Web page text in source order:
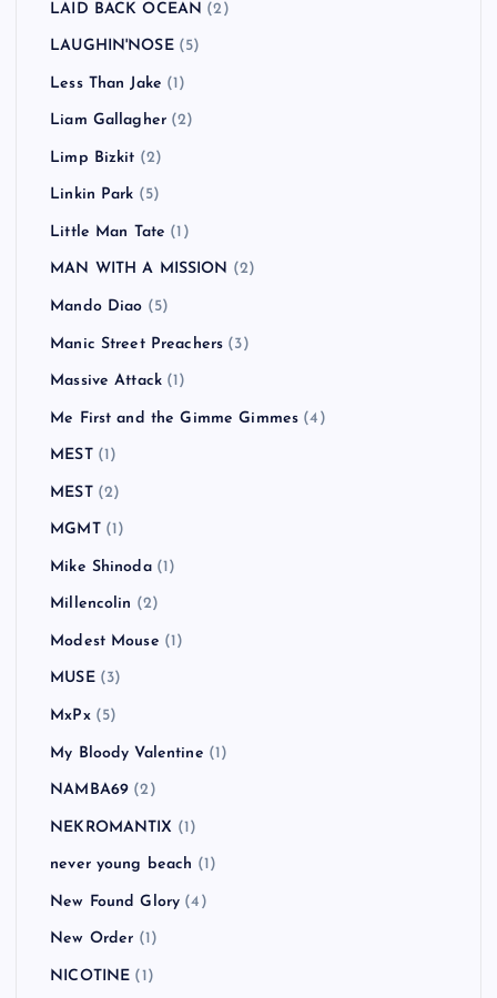
LAID BACK OCEAN (2)
LAUGHIN'NOSE(5)
Less Than Jake (1)
Liam Gallagher (2)
Limp Bizkit (2)
Linkin Park (5)
Little Man Tate (1)
MAN WITH A MISSION (2)
Mando Diao (5)
Manic Street Preachers (3)
Massive Attack (1)
Me First and the Gimme Gimmes (4)
MEST(1)
MEST(2)
MGMT(1)
Mike Shinoda(1)
Millencolin (2)
Modest Mouse (1)
MUSE(3)
MxPx(5)
My Bloody Valentine (1)
NAMBA69 (2)
NEKROMANTIX (1)
never young beach (1)
New Found Glory (4)
New Order (1)
NICOTINE (1)